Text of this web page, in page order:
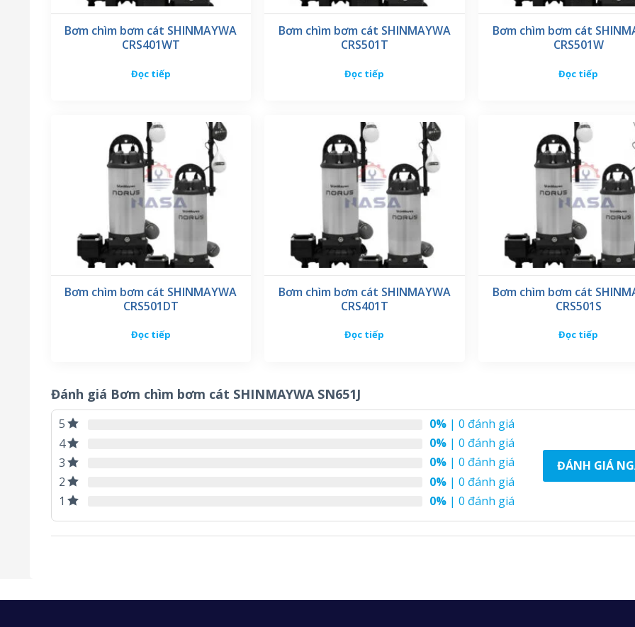
Bơm chìm bơm cát SHINMAYWA
CRS401WT
Đọc tiếp
Bơm chìm bơm cát SHINMAYWA
CRS501T
Đọc tiếp
Bơm chìm bơm cát
CRS501W
Đọc tiếp
Bơm chìm bơm cát SHINMAYWA
CRS501DT
Đọc tiếp
Bơm chìm bơm cát SHINMAYWA
CRS401T
Đọc tiếp
Bơm chìm bơm cát
CRS501S
Đọc tiếp
Đánh giá Bơm chìm bơm cát SHINMAYWA SN651J
5 0% | 0 đánh giá
4
0% | 0 đánh giá
3
0% | 0 đánh giá
2
0% | 0 đánh giá
1
0% | 0 đánh giá
ĐÁNH GIÁ